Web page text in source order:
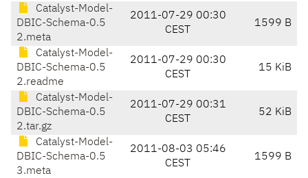
Catalyst-Model-
DBIC-Schema-0.5
2.meta
2011-07-29 00:30
CEST
1599 B
Catalyst-Model-
DBIC-Schema-0.5
2.readme
2011-07-29 00:30
CEST
15 KiB
Catalyst-Model-
DBIC-Schema-0.5
2.tar.gz
2011-07-29 00:31
CEST
52 KiB
Catalyst-Model-
DBIC-Schema-0.5
3.meta
2011-08-03 05:46
CEST
1599 B